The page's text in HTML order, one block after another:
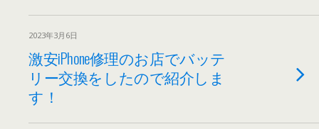
2023年3月6日
激安iPhone修理のお店でバッテ
リー交換をしたので紹介しま
す！